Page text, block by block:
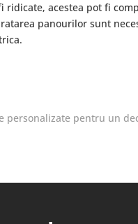
ridicate, acestea pot fi
panourilor sunt
personalizate pentru un